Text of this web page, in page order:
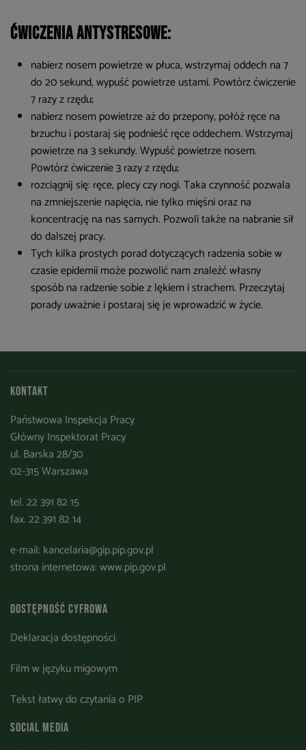
Ćwiczenia antystresowe:
nabierz nosem powietrze w płuca, wstrzymaj oddech na 7
do 20 sekund, wypuść powietrze ustami. Powtórz ćwiczenie
7 razy z rzędu;
nabierz nosem powietrze aż do przepony, połóż ręce na
brzuchu i postaraj się podnieść ręce oddechem. Wstrzymaj
powietrze na 3 sekundy. Wypuść powietrze nosem.
Powtórz ćwiczenie 3 razy z rzędu;
rozciągnij się: ręce, plecy czy nogi. Taka czynność pozwala
na zmniejszenie napięcia, nie tylko mięśni oraz na
koncentrację na nas samych. Pozwoli także na nabranie sił
do dalszej pracy.
Tych kilka prostych porad dotyczących radzenia sobie w
czasie epidemii może pozwolić nam znaleźć własny
sposób na radzenie sobie z lękiem i strachem. Przeczytaj
porady uważnie i postaraj się je wprowadzić w życie.
Kontakt
Państwowa Inspekcja Pracy
Główny Inspektorat Pracy
ul. Barska 28/30
02-315 Warszawa
tel. 22 391 82 15
fax. 22 391 82 14
e-mail: kancelaria@gip.pip.gov.pl
strona internetowa:www.pip.gov.pl
Dostępność cyfrowa
Deklaracja dostępności
Film w języku migowym
Tekst łatwy do czytania o PIP
Social media